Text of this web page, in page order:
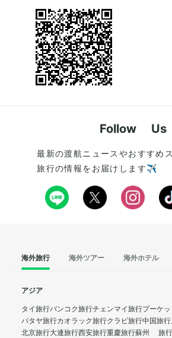
Follow Us
最新の渡航ニュースやおすすめ
旅行の情報をお届けします✈️
海外旅行 海外ツアー 海外ホテル
アジア
タイ旅行バンコク旅行チェンマイ旅行プーケ
パタヤ旅行カオラック旅行クラビ旅行中国旅行
北京旅行大連旅行西安旅行重慶旅行蘇州 旅行